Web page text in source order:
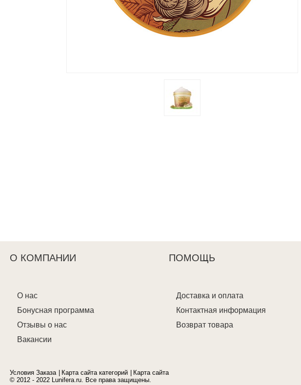
О КОМПАНИИ ПОМОЩЬ
О нас
Бонусная программа
Отзывы о нас
Вакансии
Доставка и оплата
Контактная информация
Возврат товара
Условия Заказа Карта сайта категорий
Карта сайта
© 2012 - 2022 Lunifera.ru. Все права защищены.